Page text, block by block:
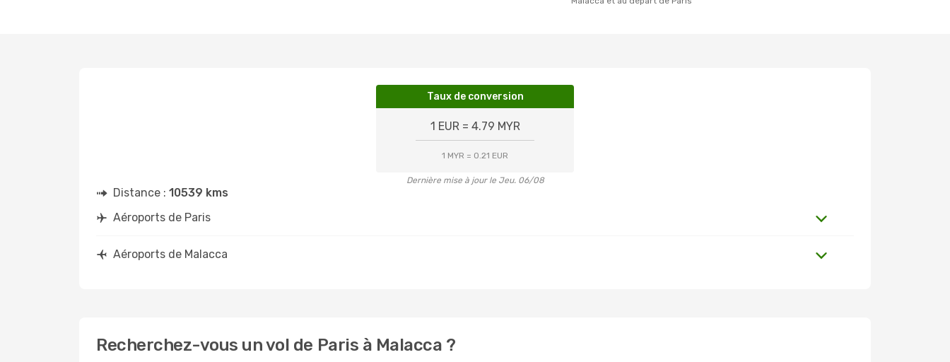
Taux de conversion
1 EUR = 4.79 MYR
1 MYR = 0.21 EUR
Dernière mise à jour le Jeu. 06/08
Distance : 10539 kms
Aéroports de Paris
Aéroports de Malacca
Recherchez-vous un vol de Paris à Malacca ?